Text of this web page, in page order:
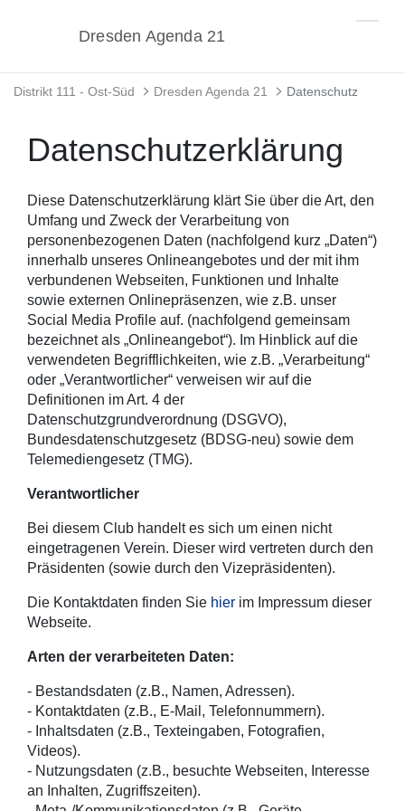
Dresden Agenda 21
Datenschutz - Dresden Agenda 21
Distrikt 111 - Ost-Süd Dresden Agenda 21 Datenschutz
Datenschutzerklärung
Diese Datenschutzerklärung klärt Sie über die Art, den
Umfang und Zweck der Verarbeitung von
personenbezogenen Daten (nachfolgend kurz „Daten“)
innerhalb unseres Onlineangebotes und der mit ihm
verbundenen Webseiten, Funktionen und Inhalte
sowie externen Onlinepräsenzen, wie z.B. unser
Social Media Profile auf. (nachfolgend gemeinsam
bezeichnet als „Onlineangebot“). Im Hinblick auf die
verwendeten Begrifflichkeiten, wie z.B. „Verarbeitung“
oder „Verantwortlicher“ verweisen wir auf die
Definitionen im Art. 4 der
Datenschutzgrundverordnung (DSGVO),
Bundesdatenschutzgesetz (BDSG-neu) sowie dem
Telemediengesetz (TMG).
Verantwortlicher
Bei diesem Club handelt es sich um einen nicht
eingetragenen Verein. Dieser wird vertreten durch den
Präsidenten (sowie durch den Vizepräsidenten).
Die Kontaktdaten finden Sie hier im Impressum dieser
Webseite.
Arten der verarbeiteten Daten:
- Bestandsdaten (z.B., Namen, Adressen).
- Kontaktdaten (z.B., E-Mail, Telefonnummern).
- Inhaltsdaten (z.B., Texteingaben, Fotografien,
Videos).
- Nutzungsdaten (z.B., besuchte Webseiten, Interesse
an Inhalten, Zugriffszeiten).